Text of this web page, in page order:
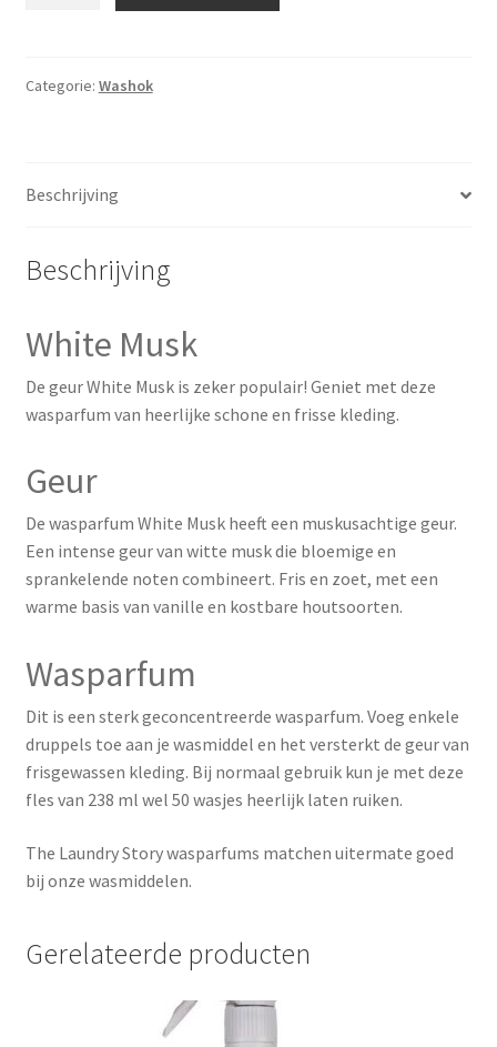
Categorie: Washok
Beschrijving
Beschrijving
White Musk
De geur White Musk is zeker populair! Geniet met deze
wasparfum van heerlijke schone en frisse kleding.
Geur
De wasparfum White Musk heeft een muskusachtige geur.
Een intense geur van witte musk die bloemige en
sprankelende noten combineert. Fris en zoet, met een
warme basis van vanille en kostbare houtsoorten.
Wasparfum
Dit is een sterk geconcentreerde wasparfum. Voeg enkele
druppels toe aan je wasmiddel en het versterkt de geur van
frisgewassen kleding. Bij normaal gebruik kun je met deze
fles van 238 ml wel 50 wasjes heerlijk laten ruiken.
The Laundry Story wasparfums matchen uitermate goed
bij onze wasmiddelen.
Gerelateerde producten